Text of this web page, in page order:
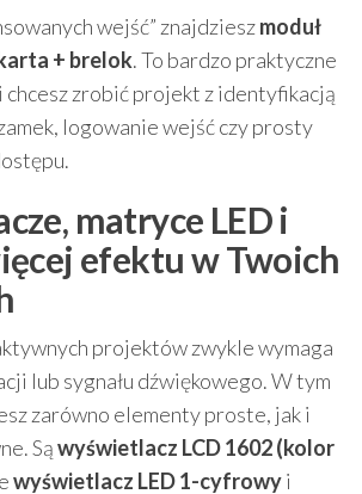
wejść” znajdzieszmoduł
+ brelok. To bardzo praktyczne
zrobić projekt z identyfikacją
logowanie wejść czy prosty
matryce LED i
efektu w Twoich
projektów zwykle wymaga
lub sygnału dźwiękowego. W tym
zarówno elementy proste, jak i
Sąwyświetlacz LCD 1602 (kolor
wyświetlacz LED 1-cyfrowyi